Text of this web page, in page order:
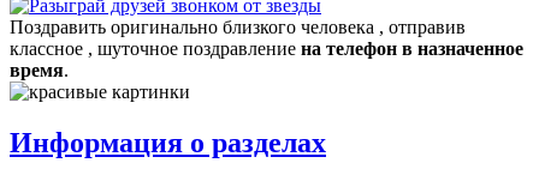
Поздравить оригинально близкого человека , отправив
классное , шуточное поздравление на телефон в назначенное
время.
Информация о разделах